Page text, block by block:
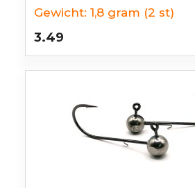
Gewicht: 1,8 gram (2 st)
3.49